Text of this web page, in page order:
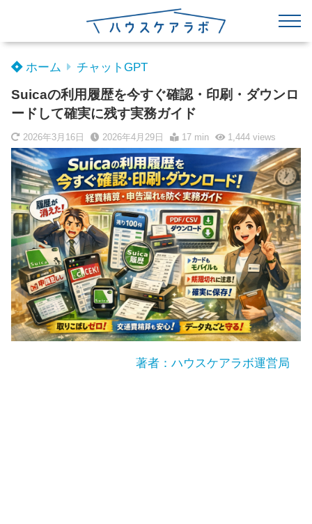
ホーム チャットGPT
Suicaの利用履歴を今すぐ確認・印刷・ダウンロ
ードして確実に残す実務ガイド
2026年3月16日 2026年4月29日 17 min 1,444views
著者：ハウスケアラボ運営局